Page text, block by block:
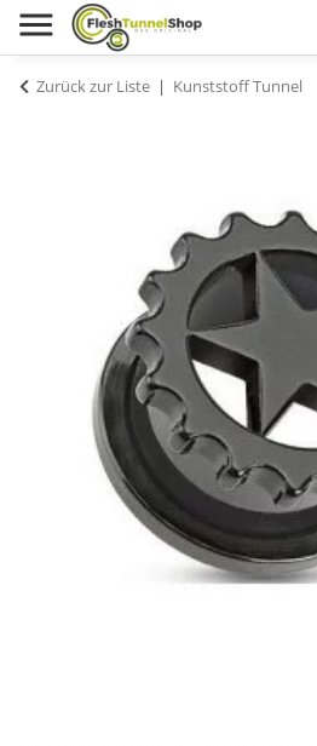
Zurück zur Liste Kunststoff Tunnel